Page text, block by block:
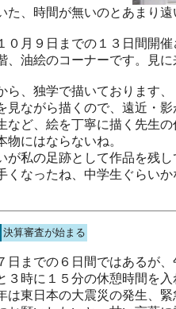
た、時間が無いのとあまり
０月９日までの１３日間開
、油絵のコーナーです。見
ら、独学で描いております、
見ながら描くので、遠近・
など、絵を丁寧に描く先生
物にはならないね。
が私の足跡として作品を残
くなったね、中学生ぐらい
決算審査が始まる
までの６日間ではあるが
３時に１５分の休憩時間を
東日本の大震災の発生、